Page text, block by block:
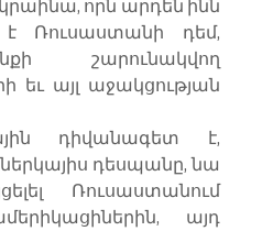
որն արդեն ինն
Ռուսաստանի դեմ,
շարունակվող
եւ այլ աջակցության
դիվանագետ է,
դեսպանը, նա
Ռուսաստանում
այդ